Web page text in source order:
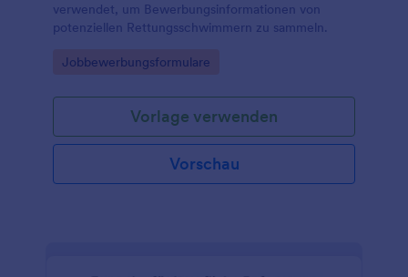
verwendet, um Bewerbungsinformationen von
potenziellen Rettungsschwimmern zu sammeln.
Go to Category:
Jobbewerbungsformulare
Vorlage verwenden
Vorschau